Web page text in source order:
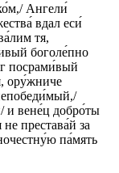
Ангели́
вдал еси́
тя,
боголе́пно
посрами́вый
ору́жниче
и вене́ц добро́ты
престава́й за
па́мять